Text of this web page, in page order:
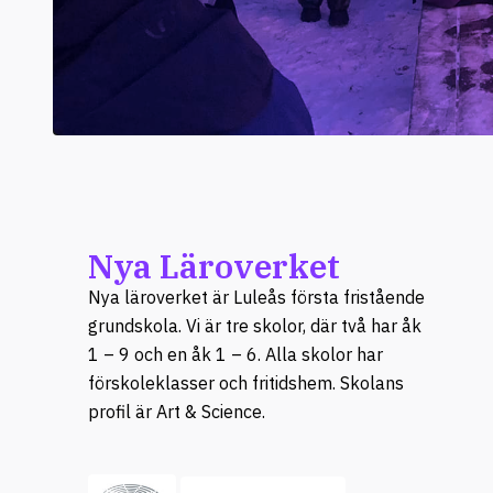
Nya Läroverket
Nya läroverket är Luleås första fristående
grundskola. Vi är tre skolor, där två har åk
1 – 9 och en åk 1 – 6. Alla skolor har
förskoleklasser och fritidshem. Skolans
profil är Art & Science.